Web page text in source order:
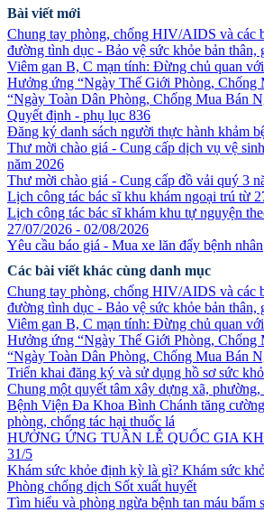
Bài viết mới
Chung tay phòng, chống HIV/AIDS và các
đường tình dục - Bảo vệ sức khỏe bản thân,
Viêm gan B, C mạn tính: Đừng chủ quan
Hưởng ứng “Ngày Thế Giới Phòng, Chống
“Ngày Toàn Dân Phòng, Chống Mua Bán
Quyết định - phụ lục 836
Đăng ký danh sách người thực hành khảm
Thư mời chào giá - Cung cấp dịch vụ vệ
năm 2026
Thư mời chào giá - Cung cấp đồ vải quý 3
Lịch công tác bác sĩ khu khám ngoại trú từ
Lịch công tác bác sĩ khám khu tự nguyện
27/07/2026 - 02/08/2026
Yêu cầu báo giá - Mua xe lăn đẩy bệnh nhân
Các bài viết khác cùng danh mục
Chung tay phòng, chống HIV/AIDS và các
đường tình dục - Bảo vệ sức khỏe bản thân,
Viêm gan B, C mạn tính: Đừng chủ quan
Hưởng ứng “Ngày Thế Giới Phòng, Chống
“Ngày Toàn Dân Phòng, Chống Mua Bán
Triển khai đăng ký và sử dụng hồ sơ sức
Chung một quyết tâm xây dựng xã,
Bệnh Viện Đa Khoa Bình Chánh tăng
phòng, chống tác hại thuốc lá
HƯỞNG ỨNG TUẦN LỄ QUỐC GIA
31/5
Khám sức khỏe định kỳ là gì? Khám sức
Phòng chống dịch Sốt xuất huyết
Tìm hiểu và phòng ngừa bệnh tan máu bẩm